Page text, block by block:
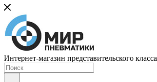
Интернет-магазин представительского класса